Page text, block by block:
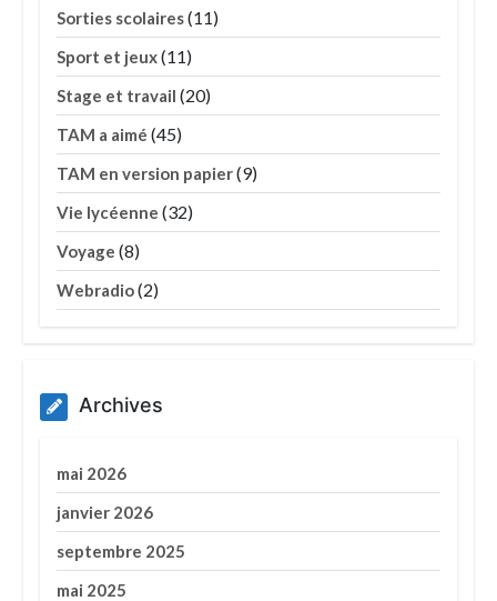
Sorties scolaires(11)
Sport et jeux(11)
Stage et travail (20)
TAM a aimé (45)
TAM en version papier(9)
Vie lycéenne (32)
Voyage (8)
Webradio(2)
Archives
mai 2026
janvier 2026
septembre 2025
mai 2025